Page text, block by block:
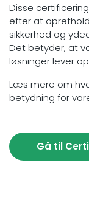
Disse
efter at
sikkerhed og
Det betyder, at
løsninger lever
Læs mere om
betydning for
Gå til